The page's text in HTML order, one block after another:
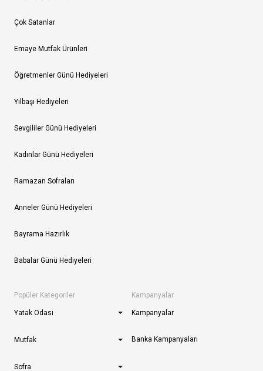
Çok Satanlar
Emaye Mutfak Ürünleri
Öğretmenler Günü Hediyeleri
Yılbaşı Hediyeleri
Sevgililer Günü Hediyeleri
Kadınlar Günü Hediyeleri
Ramazan Sofraları
Anneler Günü Hediyeleri
Bayrama Hazırlık
Babalar Günü Hediyeleri
Popüler Kategoriler
Yatak Odası
Mutfak
Sofra
Kampanyalar
Kampanyalar
Banka Kampanyaları